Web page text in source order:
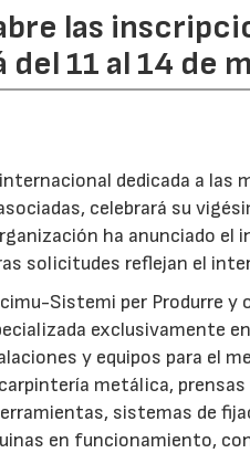
las
11 al 14 de
dedicada a las
celebrará su
ha anunciado
solicitudes reflejan el
Sistemi per Produrre y
exclusivamente
y equipos para el
metálica,
sistemas de
en funcionamiento,